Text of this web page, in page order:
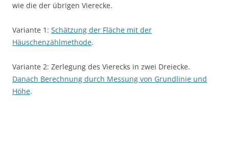
wie die der übrigen Vierecke.
Variante 1: Schätzung der Fläche mit der
Häuschenzählmethode.
Variante 2: Zerlegung des Vierecks in zwei Dreiecke.
Danach Berechnung durch Messung von Grundlinie und
Höhe.